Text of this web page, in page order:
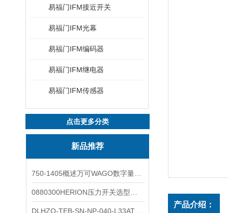
易福门IFM接近开关
易福门IFM光幕
易福门IFM编码器
易福门IFM继电器
易福门IFM传感器
点击更多分类
新品推荐
产品介绍：